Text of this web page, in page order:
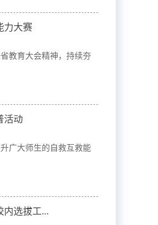
力大赛
教育大会精神，持续夯
活动
广大师生的自救互救能
内选拔工...